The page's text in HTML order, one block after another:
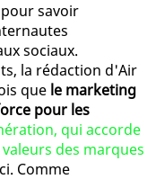
savoir
sociaux.
la rédaction d'Air
que le marketing
pour les
qui accorde
des marques
Comme